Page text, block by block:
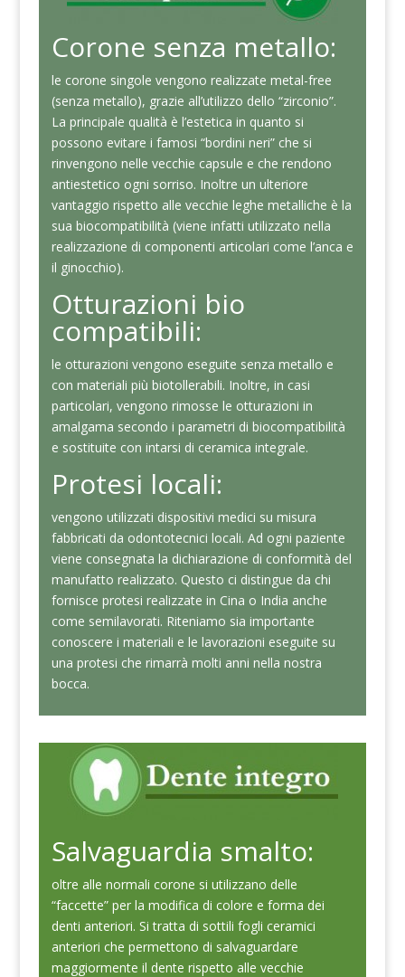
Corone senza metallo:
le corone singole vengono realizzate metal-free
(senza metallo), grazie all’utilizzo dello “zirconio”.
La principale qualità è l’estetica in quanto si
possono evitare i famosi “bordini neri” che si
rinvengono nelle vecchie capsule e che rendono
antiestetico ogni sorriso. Inoltre un ulteriore
vantaggio rispetto alle vecchie leghe metalliche è la
sua biocompatibilità (viene infatti utilizzato nella
realizzazione di componenti articolari come l’anca e
il ginocchio).
Otturazioni bio
compatibili:
le otturazioni vengono eseguite senza metallo e
con materiali più biotollerabili. Inoltre, in casi
particolari, vengono rimosse le otturazioni in
amalgama secondo i parametri di biocompatibilità
e sostituite con intarsi di ceramica integrale.
Protesi locali:
vengono utilizzati dispositivi medici su misura
fabbricati da odontotecnici locali. Ad ogni paziente
viene consegnata la dichiarazione di conformità del
manufatto realizzato. Questo ci distingue da chi
fornisce protesi realizzate in Cina o India anche
come semilavorati. Riteniamo sia importante
conoscere i materiali e le lavorazioni eseguite su
una protesi che rimarrà molti anni nella nostra
bocca.
Salvaguardia smalto:
oltre alle normali corone si utilizzano delle
“faccette” per la modifica di colore e forma dei
denti anteriori. Si tratta di sottili fogli ceramici
anteriori che permettono di salvaguardare
maggiormente il dente rispetto alle vecchie